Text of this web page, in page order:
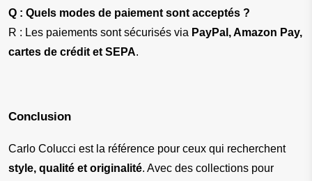
Q : Quels modes de paiement sont acceptés ?
R : Les paiements sont sécurisés via PayPal, Amazon Pay,
cartes de crédit et SEPA.
Conclusion
Carlo Colucci est la référence pour ceux qui recherchent
style, qualité et originalité